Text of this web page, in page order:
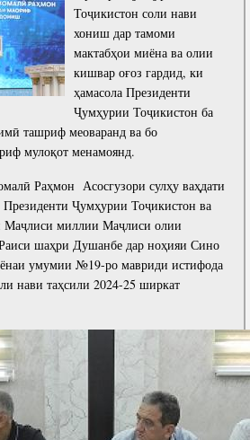
Тоҷикистон соли нави
хониш дар тамоми
мактабҳои миёна ва олии
кишвар оғоз гардид, ки
ҳамасола Президенти
Ҷумҳурии Тоҷикистон ба
ташриф меоваранд ва бо
мулоқот менамоянд.
Раҳмон Асосгузори сулҳу ваҳдати
Ҷумҳурии Тоҷикистон ва
Маҷлиси миллии Маҷлиси олии
шаҳри Душанбе дар ноҳияи Сино
умумии №19-ро мавриди истифода
нави таҳсили 2024-25 ширкат